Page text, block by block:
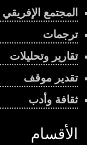
المجتمع الإفريقي
ترجمات
تقارير وتحليلات
تقدير موقف
ثقافة وأدب
الأقسام